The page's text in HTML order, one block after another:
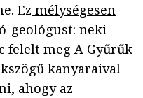
Ez mélységesen
geológust: neki
felelt meg A Gyűrűk
kanyaraival
ahogy az